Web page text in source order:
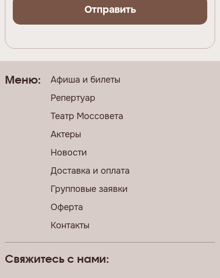
Отправить
Свяжитесь с нами:
Меню:
Афиша и билеты
Репертуар
Театр Моссовета
Актеры
Новости
Доставка и оплата
Групповые заявки
Оферта
Контакты